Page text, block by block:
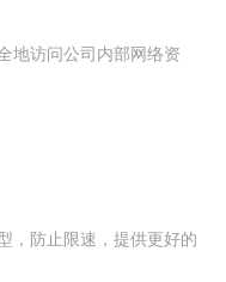
地访问公司内部网络资
，防止限速，提供更好的